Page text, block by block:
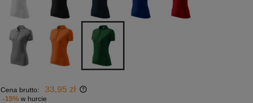
Cena brutto: 33,95 zł
-15%w hurcie